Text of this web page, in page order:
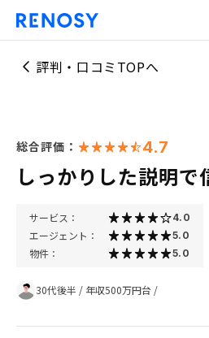
評判・口コミTOPへ
総合評価： 4.7
しっかりした説明で
サービス： 4.0
エージェント： 5.0
物件： 5.0
30代後半 / 年収500万円台 /